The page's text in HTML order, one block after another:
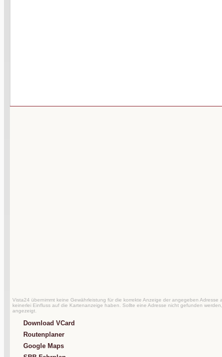
Vista24 übernimmt keine Gewährleistung für die korrekte Anzeige der angegeben Adresse
keinerlei Einfluss auf die Kartenanzeige haben. Sollte eine Adresse nicht gefunden
angezeigt.
Download VCard
Routenplaner
Google Maps